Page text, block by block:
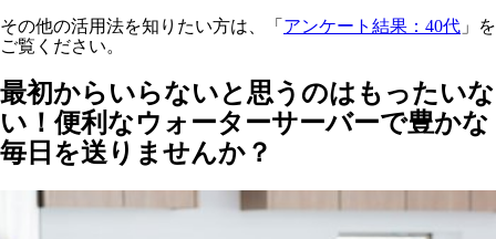
その他の活用法を知りたい方は、「 アンケート結果：40代 」を
ご覧ください。
最初からいらないと思うのはもったいな
い！便利なウォーターサーバーで豊かな
毎日を送りませんか？